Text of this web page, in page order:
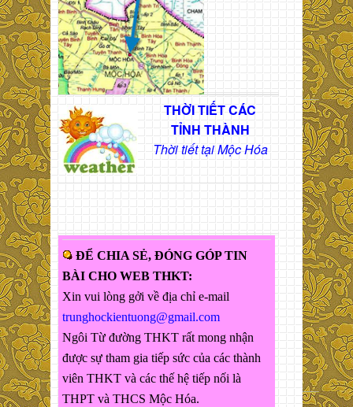
THỜI TIẾT CÁC
TỈNH THÀNH
Thời tiết tại Mộc Hóa
ĐỂ CHIA SẺ, ĐÓNG GÓP TIN
BÀI CHO WEB THKT:
Xin vui lòng gởi về địa chỉ e-mail
trunghockientuong@gmail.com
Ngôi Từ đường THKT rất mong nhận
được sự tham gia tiếp sức của các thành
viên THKT và các thế hệ tiếp nối là
THPT và THCS Mộc Hóa.